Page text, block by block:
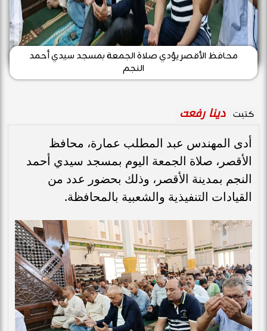
محافظ الأقصر يؤدي صلاة الجمعة بمسجد سيدي أحمد
النجم
كتبت دينا رفعت
أدى المهندس عبد المطلب عمارة، محافظ
الأقصر، صلاة الجمعة اليوم بمسجد سيدي أحمد
النجم بمدينة الأقصر، وذلك بحضور عدد من
القيادات التنفيذية والشعبية بالمحافظة.